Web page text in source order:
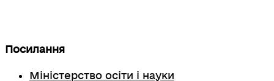
Посилання
Міністерство осіти і науки